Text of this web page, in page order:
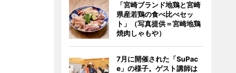
「宮崎ブランド地鶏と宮崎
県産若鶏の食べ比べセッ
ト」（写真提供＝宮崎地鶏
焼肉しゃもや）
7月に開催された「SuPac
e」の様子。ゲスト講師は